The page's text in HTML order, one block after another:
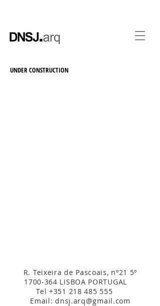
UNDER CONSTRUCTION
R. Teixeira de Pascoais, nº21 5º
1700-364 LISBOA PORTUGAL
Tel+351 218 485 555
Email:dnsj.arq@gmail.com